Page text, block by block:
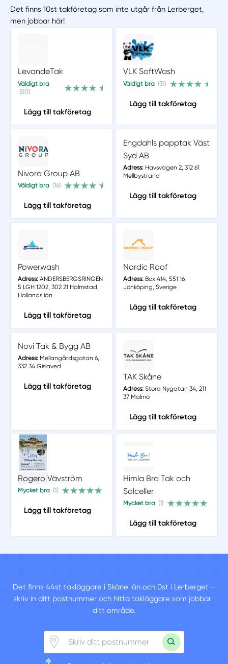
Det finns 10st takföretag som inte utgår från Lerberget,
men jobbar här!
LevandeTak
Väldigt bra
(50)
Lägg till takföretag
VLK SoftWash
Väldigt bra (31)
Lägg till takföretag
Nivora Group AB
Väldigt bra (16)
Lägg till takföretag
Engdahls papptak Väst
Syd AB
Adress:Havsvägen 2, 312 61
Mellbystrand
Lägg till takföretag
Powerwash
Adress:ANDERSBERGSRINGEN
5 LGH 1202, 302 21 Halmstad,
Hallands län
Lägg till takföretag
Nordic Roof
Adress:Box 414, 551 16
Jönköping, Sverige
Lägg till takföretag
Novi Tak & Bygg AB
Adress:Mellangårdsgatan 6,
332 34 Gislaved
Lägg till takföretag
TAK Skåne
Adress:Stora Nygatan 34, 211
37 Malmö
Lägg till takföretag
Rogero Vävström
Mycket bra (1)
Lägg till takföretag
Himla Bra Tak och
Solceller
Mycket bra (1)
Lägg till takföretag
Det finns 44st takläggare i Skåne län och 0st i Lerberget –
skriv in ditt postnummer och hitta takläggare som jobbar i
ditt område.